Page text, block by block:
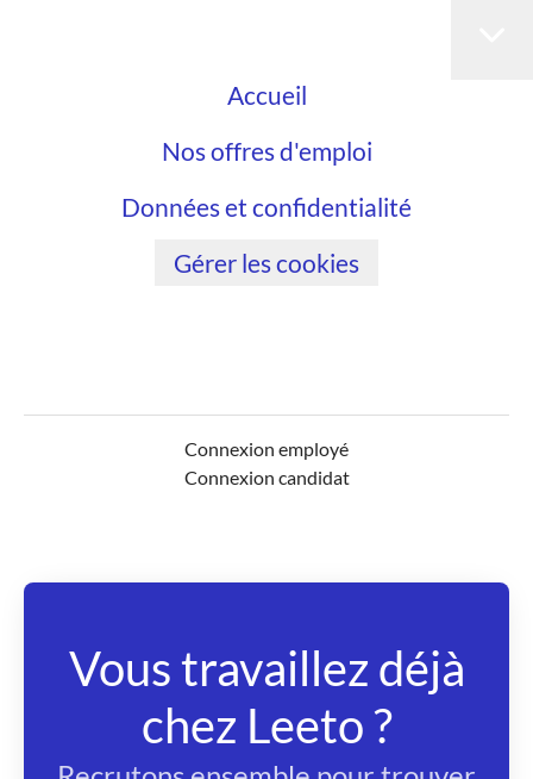
Accueil
Nos offres d'emploi
Données et confidentialité
Gérer les cookies
Connexion employé
Connexion candidat
Vous travaillez déjà
chez Leeto ?